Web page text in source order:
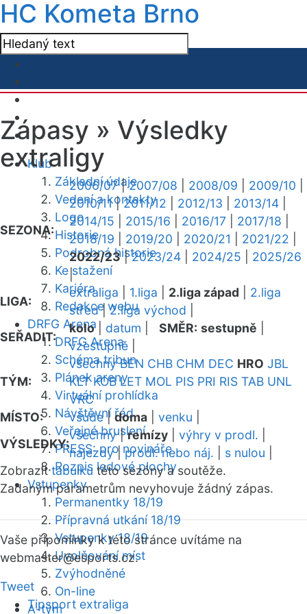
HC Kometa Brno
Klub
Základní údaje
Vedení a kontakty
Logo
Historie
Podrobná historie
Ke stažení
Kariéra
Redakce webu
DRFG Arena
DRFG Arena
Schéma tribun
Plánek areny
Virtuální prohlídka
Návštěvní řád
Veřejné bruslení
PRESS: pro novináře
Rozpis ledové plochy
Vstupenky
Permanentky 18/19
Přípravná utkání 18/19
Vstupenky 18/19
Uvolňování míst
Zvýhodněné
On-line
A-tým
Zápasy » Výsledky
extraligy
SEZONA:
2006/07|2007/08 2008/09 2009/10
2010/11|2011/12 2012/13 2013/14
2014/15
2015/16 2016/17 2017/18
2018/19
2019/20 2020/21 2021/22
2022/23|2023/24 2024/25
2025/26
|
LIGA:
extraliga 1.liga 2.liga západ
2.liga
střed|2.liga východ
SEŘADIT:
kolo| datum SMĚR: sestupně
vzestupně
TÝM:
všechny BEN CHB CHM DEC HRO JBL
KLT KOB LET MOL PIS PRI RIS TAB UNL
VRC
MÍSTO:
všude| doma venku
VÝSLEDKY:
všechny|remízy výhry v prodl.
nájezdy|prodl. nebo náj. s nulou
Zobrazittabulku této sezóny a soutěže.
Zadaným parametrům nevyhovuje žádný zápas.
Vaše připomínky k této stránce uvítáme na
webmaster@esports.cz.
Tweet
Tipsport extraliga